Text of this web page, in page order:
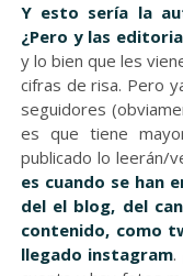
Y esto sería la
¿Pero y las
y lo bien que les
cifras de risa. Pero
seguidores
es que tiene
publicado lo leerán/
es cuando se han
del el blog, del
contenido, como
llegado instagram.